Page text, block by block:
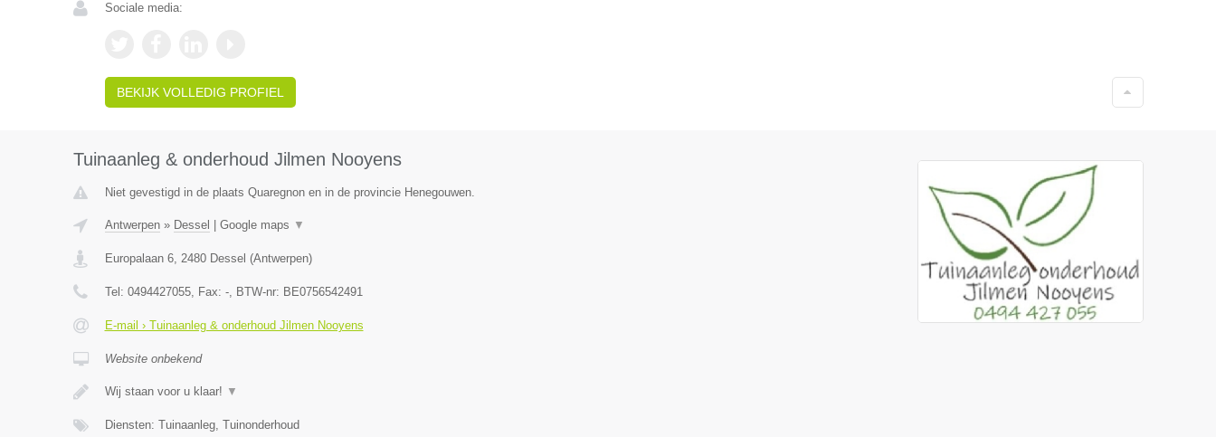
Sociale media:
BEKIJK VOLLEDIG PROFIEL
Tuinaanleg & onderhoud Jilmen Nooyens
Niet gevestigd in de plaats Quaregnon en in de provincie Henegouwen.
Antwerpen» Dessel Google maps ▼
Europalaan 6, 2480 Dessel (Antwerpen)
Tel: 0494427055, Fax: -, BTW-nr: BE0756542491
E-mail › Tuinaanleg & onderhoud Jilmen Nooyens
Website onbekend
Wij staan voor u klaar! ▼
Diensten: Tuinaanleg, Tuinonderhoud